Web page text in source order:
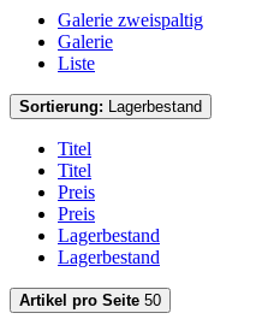
Galerie zweispaltig
Galerie
Liste
Sortierung: Lagerbestand
Titel
Titel
Preis
Preis
Lagerbestand
Lagerbestand
Artikel pro Seite 50